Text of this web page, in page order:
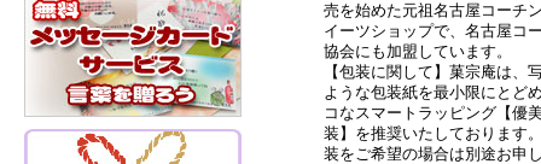
売を始めた元祖名古屋コーチ
イーツショップで、名古屋コ
協会にも加盟しています。
【包装に関して】菓宗庵は、
ような包装紙を最小限にとど
コなスマートラッピング【優
装】を推奨いたしております
装をご希望の場合は別途お申